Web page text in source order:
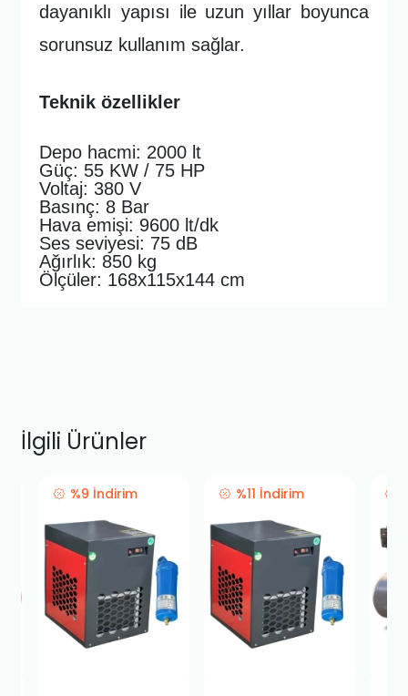
dayanıklı yapısı ile uzun yıllar boyunca
sorunsuz kullanım sağlar.
Teknik özellikler
Depo hacmi: 2000 lt
Güç: 55 KW / 75 HP
Voltaj: 380 V
Basınç: 8 Bar
Hava emişi: 9600 lt/dk
Ses seviyesi: 75 dB
Ağırlık: 850 kg
Ölçüler: 168x115x144 cm
İlgili Ürünler
%9 İndirim %11 İndirim